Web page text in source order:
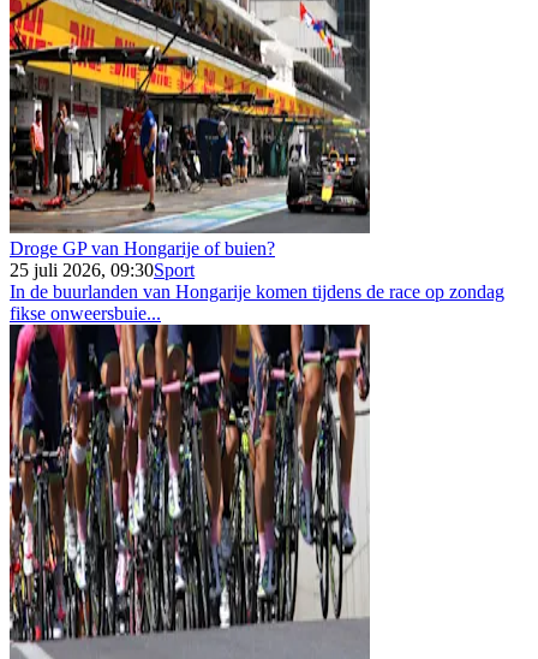
Droge GP van Hongarije of buien?
25 juli 2026, 09:30Sport
In de buurlanden van Hongarije komen tijdens de race op zondag
fikse onweersbuie...